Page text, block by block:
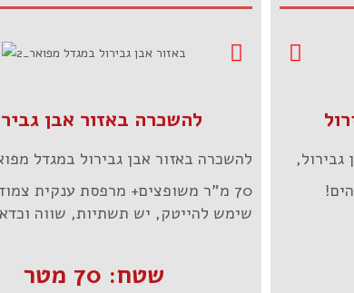
להשכרה באזור אבן
להשכרה באזור אבן גבירול במגדל
70 מ"ר משופצים+ מרפסת ענקית צמודה!!
שימש להייטק, יש תשתיות, שווה
שטח: 70 מטר